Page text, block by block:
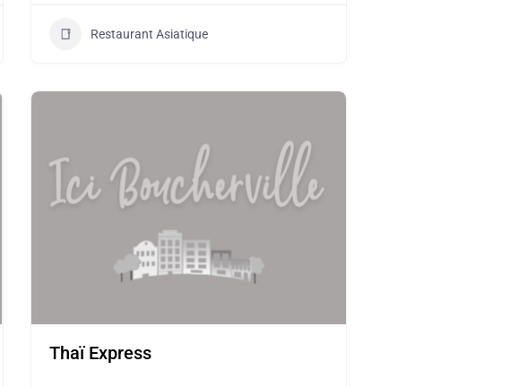
Restaurant Asiatique
Thaï Express